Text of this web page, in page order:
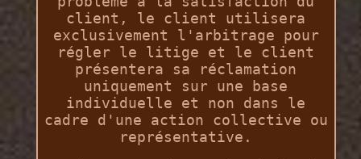
client, le client utilisera
exclusivement l'arbitrage pour
régler le litige et le client
présentera sa réclamation
uniquement sur une base
individuelle et non dans le
cadre d'une action collective ou
représentative.